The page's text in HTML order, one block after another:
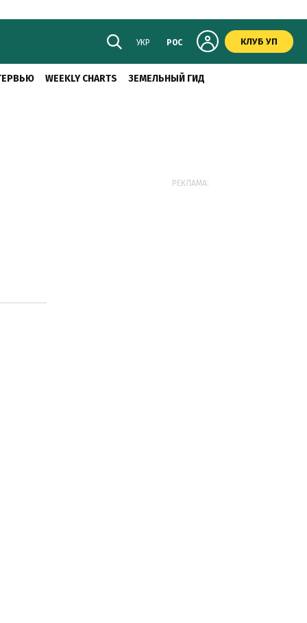
УКР РОС КЛУБ УП
WEEKLY CHARTS ЗЕМЕЛЬНЫЙ ГИД
РЕКЛАМА: